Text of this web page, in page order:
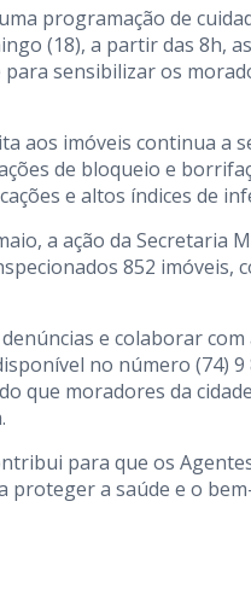
programação de
(18), a partir das 8h,
sensibilizar os
aos imóveis continua a
de bloqueio e
e altos índices de
a ação da Secretaria
852 imóveis,
e colaborar
no número (74)
que moradores da
para que os
proteger a saúde e o